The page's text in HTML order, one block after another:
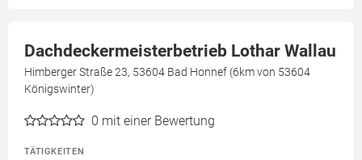
Dachdeckermeisterbetrieb Lothar Wallau
Himberger Straße 23, 53604 Bad Honnef (6km von 53604
Königswinter)
0 mit einer Bewertung
TÄTIGKEITEN